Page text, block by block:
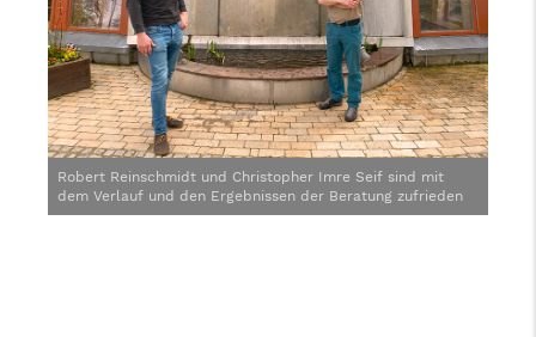
Robert Reinschmidt und Christopher Imre Seif sind mit
dem Verlauf und den Ergebnissen der Beratung zufrieden